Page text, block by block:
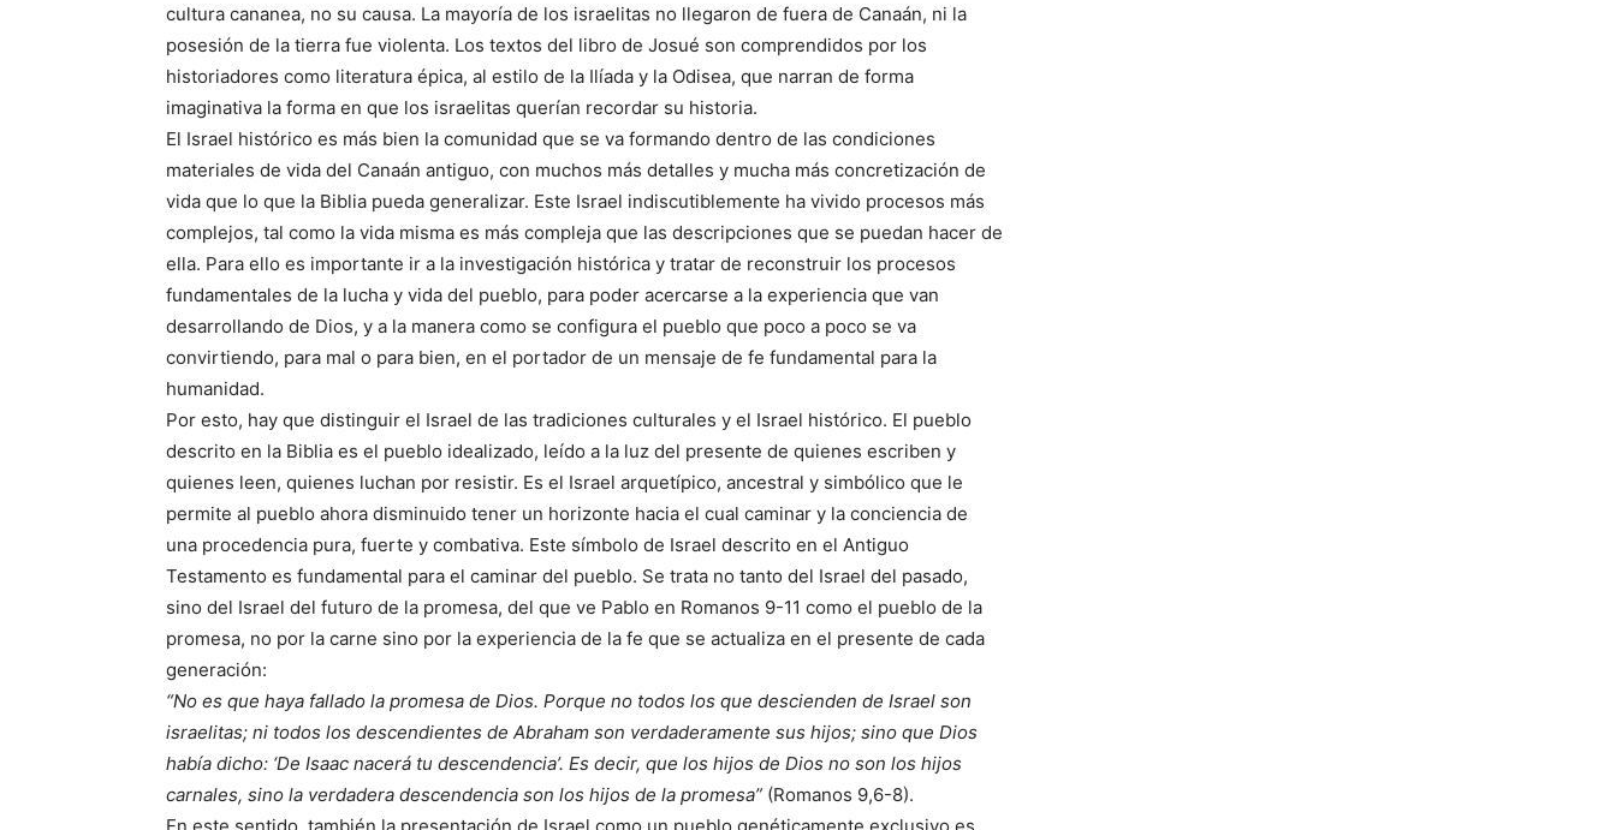
cultura cananea, no su causa. La mayoría de los israelitas no llegaron de fuera de Canaán, ni la
posesión de la tierra fue violenta. Los textos del libro de Josué son comprendidos por los
historiadores como literatura épica, al estilo de la Ilíada y la Odisea, que narran de forma
imaginativa la forma en que los israelitas querían recordar su historia.
El Israel histórico es más bien la comunidad que se va formando dentro de las condiciones
materiales de vida del Canaán antiguo, con muchos más detalles y mucha más concretización de
vida que lo que la Biblia pueda generalizar. Este Israel indiscutiblemente ha vivido procesos más
complejos, tal como la vida misma es más compleja que las descripciones que se puedan hacer de
ella. Para ello es importante ir a la investigación histórica y tratar de reconstruir los procesos
fundamentales de la lucha y vida del pueblo, para poder acercarse a la experiencia que van
desarrollando de Dios, y a la manera como se configura el pueblo que poco a poco se va
convirtiendo, para mal o para bien, en el portador de un mensaje de fe fundamental para la
humanidad.
Por esto, hay que distinguir el Israel de las tradiciones culturales y el Israel histórico. El pueblo
descrito en la Biblia es el pueblo idealizado, leído a la luz del presente de quienes escriben y
quienes leen, quienes luchan por resistir. Es el Israel arquetípico, ancestral y simbólico que le
permite al pueblo ahora disminuido tener un horizonte hacia el cual caminar y la conciencia de
una procedencia pura, fuerte y combativa. Este símbolo de Israel descrito en el Antiguo
Testamento es fundamental para el caminar del pueblo. Se trata no tanto del Israel del pasado,
sino del Israel del futuro de la promesa, del que ve Pablo en Romanos 9-11 como el pueblo de la
promesa, no por la carne sino por la experiencia de la fe que se actualiza en el presente de cada
generación:
“No es que haya fallado la promesa de Dios. Porque no todos los que descienden de Israel son
israelitas; ni todos los descendientes de Abraham son verdaderamente sus hijos; sino que Dios
había dicho: ‘De Isaac nacerá tu descendencia’. Es decir, que los hijos de Dios no son los hijos
carnales, sino la verdadera descendencia son los hijos de la promesa” (Romanos 9,6-8).